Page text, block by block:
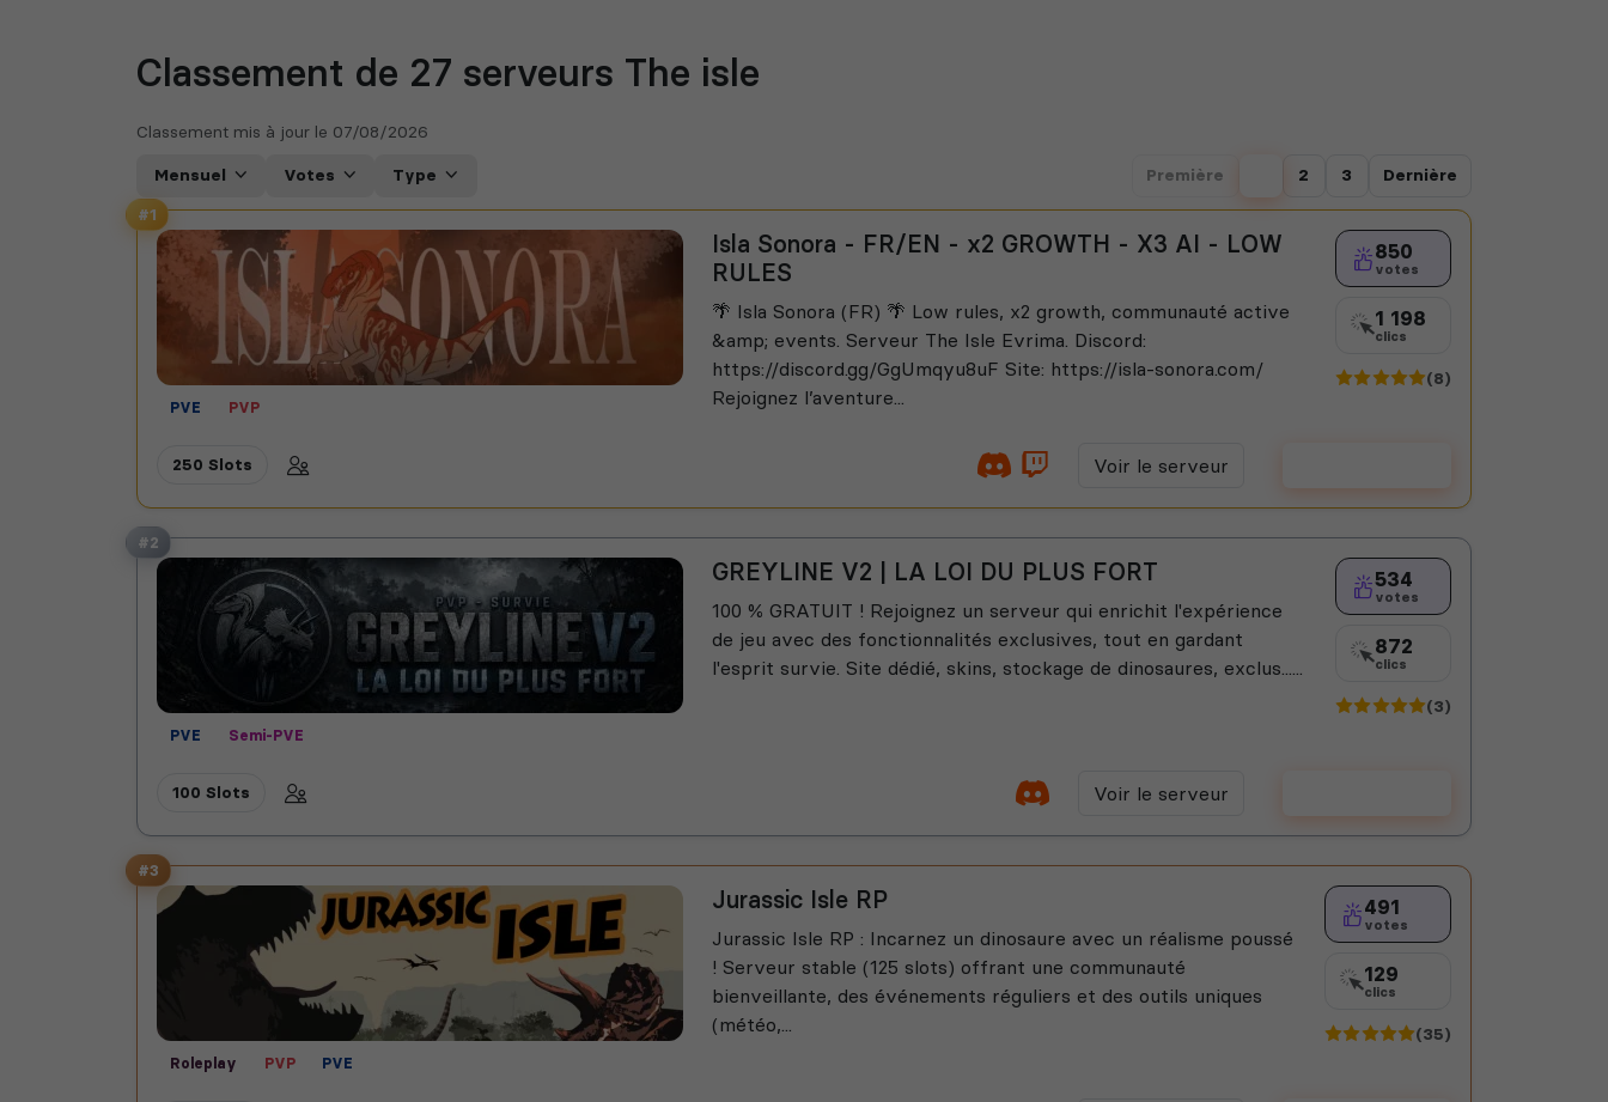
Classement de 27 serveurs The isle
Classement mis à jour le 07/08/2026
Mensuel Votes Type Première 2 3 Dernière
#1
PVE PVP
Isla Sonora - FR/EN - x2 GROWTH - X3 AI - LOW
RULES
🌴 Isla Sonora (FR) 🌴 Low rules, x2 growth, communauté active
&amp; events. Serveur The Isle Evrima. Discord:
https://discord.gg/GgUmqyu8uF Site: https://isla-sonora.com/
Rejoignez l’aventure...
850
votes
1 198
clics
(8)
250 Slots Voir le serveur
#2
PVE Semi-PVE
GREYLINE V2 | LA LOI DU PLUS FORT
100 % GRATUIT ! Rejoignez un serveur qui enrichit l'expérience
de jeu avec des fonctionnalités exclusives, tout en gardant
l'esprit survie. Site dédié, skins, stockage de dinosaures, exclus......
534
votes
872
clics
(3)
100 Slots Voir le serveur
#3
Roleplay PVP PVE
Jurassic Isle RP
Jurassic Isle RP : Incarnez un dinosaure avec un réalisme poussé
! Serveur stable (125 slots) offrant une communauté
bienveillante, des événements réguliers et des outils uniques
(météo,...
491
votes
129
clics
(35)